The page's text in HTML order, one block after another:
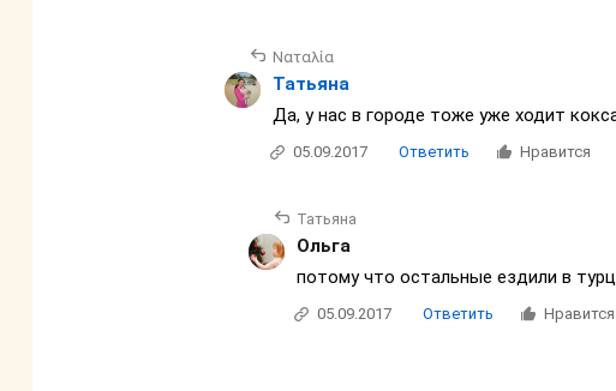
Ναταλία
Татьяна
Да, у нас в городе тоже уже ходит
05.09.2017 Ответить Нравится
Татьяна
Ольга
потому что остальные ездили в
05.09.2017 Ответить Нравится